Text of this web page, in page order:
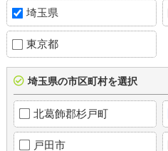
埼玉県
東京都
埼玉県の市区町村を選択
北葛飾郡杉戸町
戸田市